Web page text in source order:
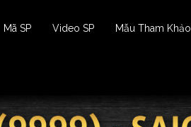
Mã SP Video SP Mẫu Tham Khảo